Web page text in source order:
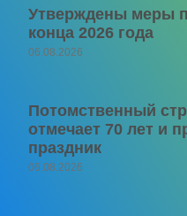
Утверждены меры
конца 2026 года
06.08.2026
Потомственный
отмечает 70 лет и
праздник
06.08.2026